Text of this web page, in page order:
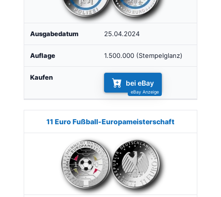
25.04.2024
1.500.000 (Stempelglanz)
bei eBay
11 Euro Fußball-Europameisterschaft